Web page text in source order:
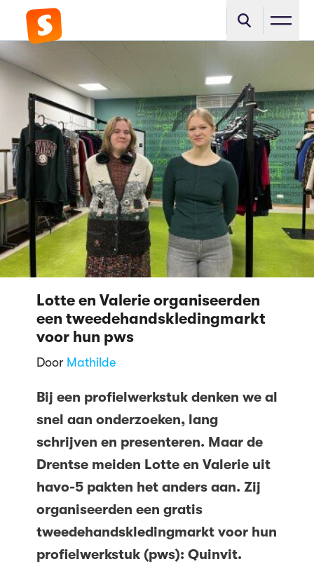
Lotte en Valerie organiseerden
een tweedehandskledingmarkt
voor hun pws
Door Mathilde
Bij een profielwerkstuk denken we al
snel aan onderzoeken, lang
schrijven en presenteren. Maar de
Drentse meiden Lotte en Valerie uit
havo-5 pakten het anders aan. Zij
organiseerden een gratis
tweedehandskledingmarkt voor hun
profielwerkstuk (pws): Quinvit.